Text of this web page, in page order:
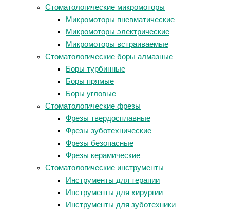
Стоматологические микромоторы
Микромоторы пневматические
Микромоторы электрические
Микромоторы встраиваемые
Стоматологические боры алмазные
Боры турбинные
Боры прямые
Боры угловые
Стоматологические фрезы
Фрезы твердосплавные
Фрезы зуботехнические
Фрезы безопасные
Фрезы керамические
Стоматологические инструменты
Инструменты для терапии
Инструменты для хирургии
Инструменты для зуботехники